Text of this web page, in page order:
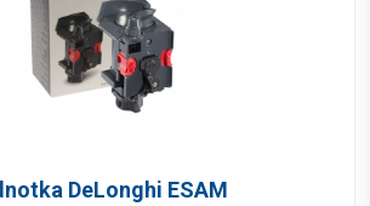
DeLonghi ESAM